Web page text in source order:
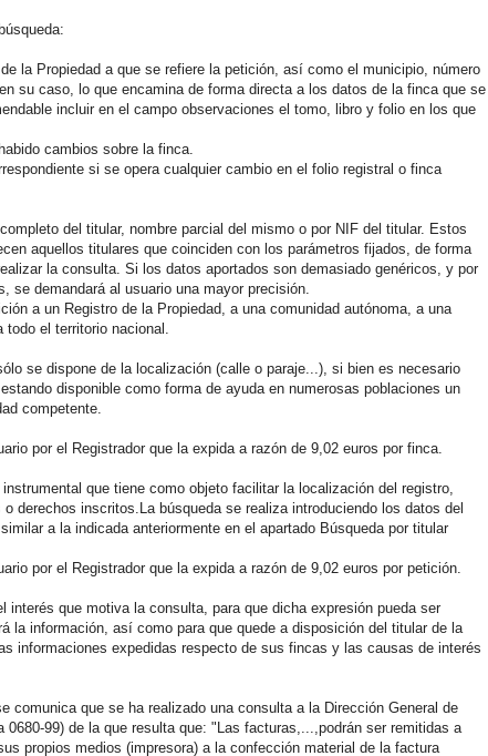
la Propiedad a que se refiere la petición, así como el municipio, número
su caso, lo que encamina de forma directa a los datos de la finca que se
incluir en el campo observaciones el tomo, libro y folio en los que
cambios sobre la finca.
si se opera cualquier cambio en el folio registral o finca
del titular, nombre parcial del mismo o por NIF del titular. Estos
aquellos titulares que coinciden con los parámetros fijados, de forma
la consulta. Si los datos aportados son demasiado genéricos, y por
se demandará al usuario una mayor precisión.
a un Registro de la Propiedad, a una comunidad autónoma, a una
todo el territorio nacional.
se dispone de la localización (calle o paraje...), si bien es necesario
disponible como forma de ayuda en numerosas poblaciones un
competente.
por el Registrador que la expida a razón de 9,02 euros por finca.
que tiene como objeto facilitar la localización del registro,
derechos inscritos.La búsqueda se realiza introduciendo los datos del
a la indicada anteriormente en el apartado Búsqueda por titular
por el Registrador que la expida a razón de 9,02 euros por petición.
que motiva la consulta, para que dicha expresión pueda ser
la información, así como para que quede a disposición del titular de la
informaciones expedidas respecto de sus fincas y las causas de interés
comunica que se ha realizado una consulta a la Dirección General de
99) de la que resulta que: "Las facturas,...,podrán ser remitidas a
propios medios (impresora) a la confección material de la factura